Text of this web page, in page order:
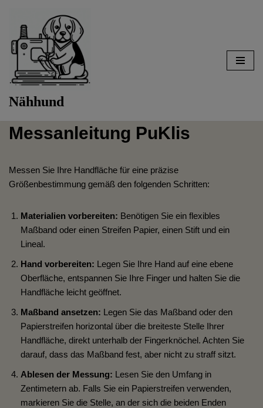
Zum
Inhalt
springen
Nähhund
Messanleitung PuKlis
Messen Sie Ihre Handfläche für eine präzise
Größenbestimmung gemäß den folgenden Schritten:
Materialien vorbereiten: Benötigen Sie ein flexibles
Maßband oder einen Streifen Papier, einen Stift und ein
Lineal.
Hand vorbereiten: Legen Sie Ihre Hand auf eine ebene
Oberfläche, entspannen Sie Ihre Finger und halten Sie die
Handfläche leicht geöffnet.
Maßband ansetzen: Legen Sie das Maßband oder den
Papierstreifen horizontal über die breiteste Stelle Ihrer
Handfläche, direkt unterhalb der Fingerknöchel. Achten Sie
darauf, dass das Maßband fest, aber nicht zu straff sitzt.
Ablesen der Messung: Lesen Sie den Umfang in
Zentimetern ab. Falls Sie ein Papierstreifen verwenden,
markieren Sie die Stelle, an der sich die beiden Enden